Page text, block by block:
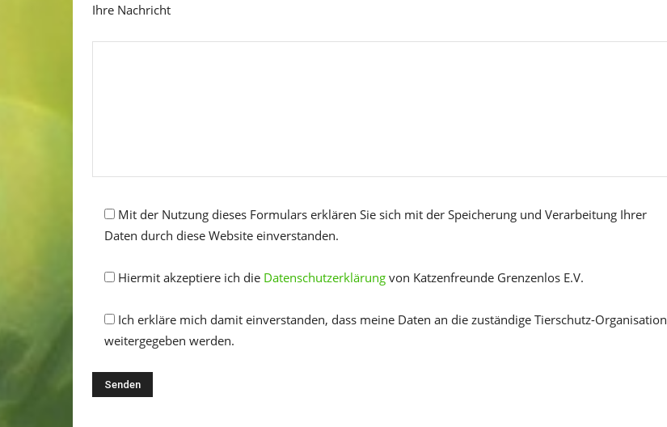
Ihre Nachricht
Mit der Nutzung dieses Formulars erklären Sie sich mit der Speicherung und Verarbeitung Ihrer
Daten durch diese Website einverstanden.
Hiermit akzeptiere ich die Datenschutzerklärung von Katzenfreunde Grenzenlos E.V.
Ich erkläre mich damit einverstanden, dass meine Daten an die zuständige Tierschutz-Organisation
weitergegeben werden.